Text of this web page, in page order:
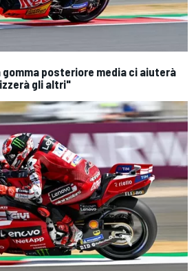
gomma posteriore media ci aiuterà
gli altri"